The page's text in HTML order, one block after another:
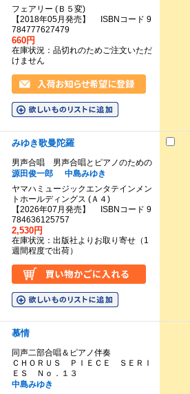
フェアリー (Ｂ５変)
【2018年05月発売】 ISBNコード 9
784777627479
660円
在庫状況：品切れのためご注文いただ
けません
みゆき歌曼陀羅
男声合唱 男声合唱とピアノのための
源田俊一郎
中島みゆき
ヤマハミュージックエンタテインメン
トホールディングス (Ａ４)
【2026年07月発売】 ISBNコード 9
784636125757
2,530円
在庫状況：出版社よりお取り寄せ（1
週間程度で出荷）
慕情
同声二部合唱＆ピアノ伴奏
ＣＨＯＲＵＳ ＰＩＥＣＥ ＳＥＲＩ
ＥＳ Ｎｏ．１３
中島みゆき